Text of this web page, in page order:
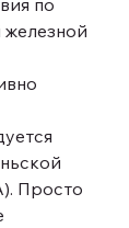
по
железной
Просто